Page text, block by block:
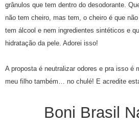
grânulos que tem dentro do desodorante.
não tem cheiro, mas tem, o cheiro é que
tem álcool e nem ingredientes sintéticos e
hidratação da pele. Adorei isso!
A proposta é neutralizar odores e pra isso é
meu filho também… no chulé! E acredite
Boni Brasil